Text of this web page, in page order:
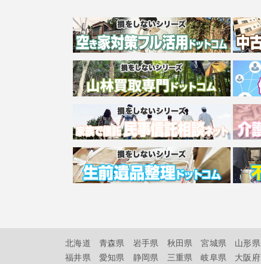
北海道 青森県 岩手県 秋田県 宮城県 山形県
福井県
愛知県 静岡県 三重県 岐阜県 大阪府